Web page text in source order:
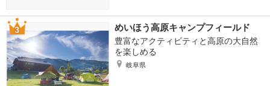
めいほう高原キャンプフィールド
豊富なアクティビティと高原の大自然
を楽しめる
岐阜県